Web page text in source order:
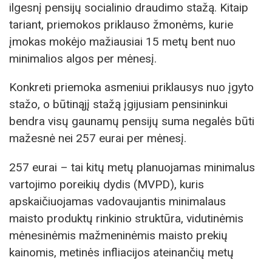
ilgesnį pensijų socialinio draudimo stažą. Kitaip
tariant, priemokos priklauso žmonėms, kurie
įmokas mokėjo mažiausiai 15 metų bent nuo
minimalios algos per mėnesį.
Konkreti priemoka asmeniui priklausys nuo įgyto
stažo, o būtinąjį stažą įgijusiam pensininkui
bendra visų gaunamų pensijų suma negalės būti
mažesnė nei 257 eurai per mėnesį.
257 eurai – tai kitų metų planuojamas minimalus
vartojimo poreikių dydis (MVPD), kuris
apskaičiuojamas vadovaujantis minimalaus
maisto produktų rinkinio struktūra, vidutinėmis
mėnesinėmis mažmeninėmis maisto prekių
kainomis, metinės infliacijos ateinančių metų